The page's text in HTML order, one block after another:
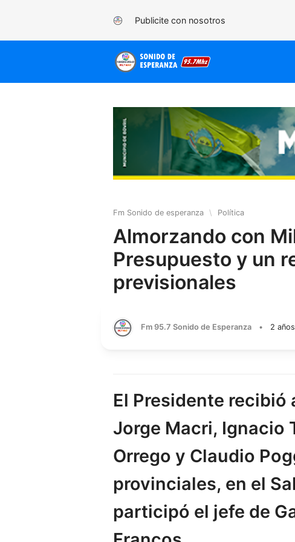
Publicite con nosotros
Fm Sonido de esperanza \ Política
Almorzando con
Presupuesto y un
previsionales
Fm 95.7 Sonido de Esperanza • 2
El Presidente recibió
Jorge Macri, Ignacio
Orrego y Claudio
provinciales, en el
participó el jefe de